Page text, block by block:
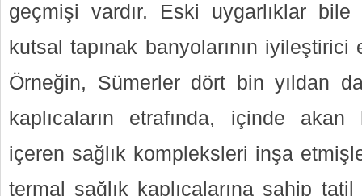
geçmişi vardır. Eski uygarlıklar bile
kutsal tapınak banyolarının
Örneğin, Sümerler dört bin yıldan
kaplıcaların etrafında, içinde akan
içeren sağlık kompleksleri inşa
termal sağlık kaplıcalarına sahip